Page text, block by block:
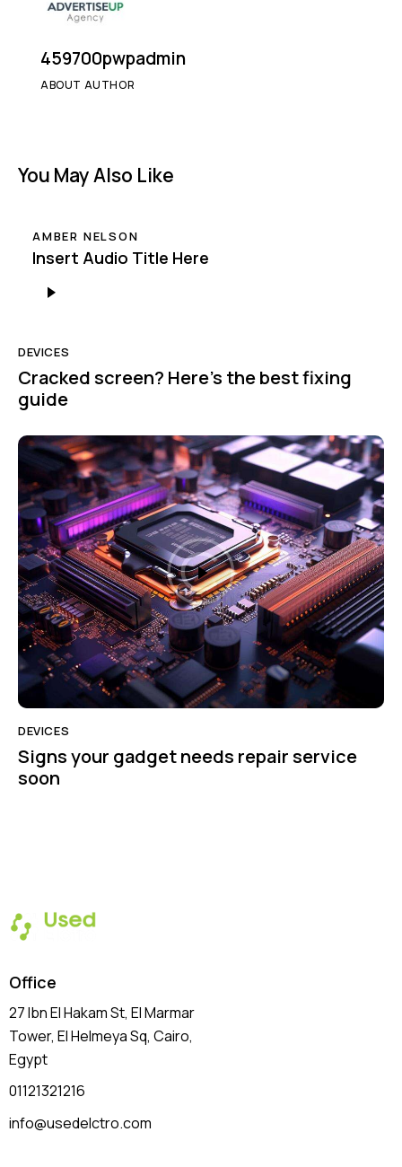
459700pwpadmin
ABOUT AUTHOR
You May Also Like
AMBER NELSON
Insert Audio Title Here
Player
DEVICES
Cracked screen? Here’s the best fixing
guide
DEVICES
Signs your gadget needs repair service
soon
Office
27 Ibn El Hakam St, El Marmar
Tower, El Helmeya Sq, Cairo,
Egypt
01121321216
info@usedelctro.com